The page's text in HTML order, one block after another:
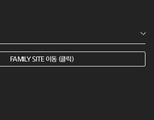
FAMILY SITE 이동 (클릭)